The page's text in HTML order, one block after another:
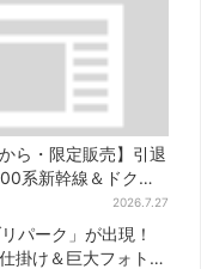
から・限定販売】引退
系新幹線＆ドクタ
ー」×人気ドーナツ店
、手土産の切り札に
2026.7.27
パーク」が出現！
掛け＆巨大フォトス